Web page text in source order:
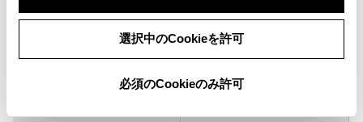
選択中のCookieを許可
必須のCookieのみ許可
2024年 2023年